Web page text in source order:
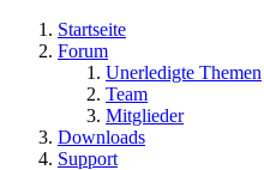
Startseite
Forum
Unerledigte Themen
Team
Mitglieder
Downloads
Support